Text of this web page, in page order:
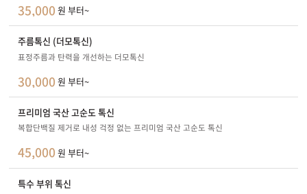
35,000 원 부터~
주름톡신 (더모톡신)
표정주름과 탄력을 개선하는 더모톡신
30,000 원 부터~
프리미엄 국산 고순도 톡신
복합단백질 제거로 내성 걱정 없는 프리미엄 국산 고순도 톡신
45,000 원 부터~
특수 부위 톡신